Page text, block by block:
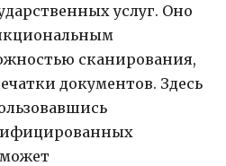
услуг. Оно
сканирования,
документов. Здесь